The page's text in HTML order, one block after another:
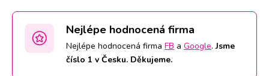
Nejlépe hodnocená firma
Nejlépe hodnocená firma FB a Google.Jsme
číslo 1 v Česku. Děkujeme.